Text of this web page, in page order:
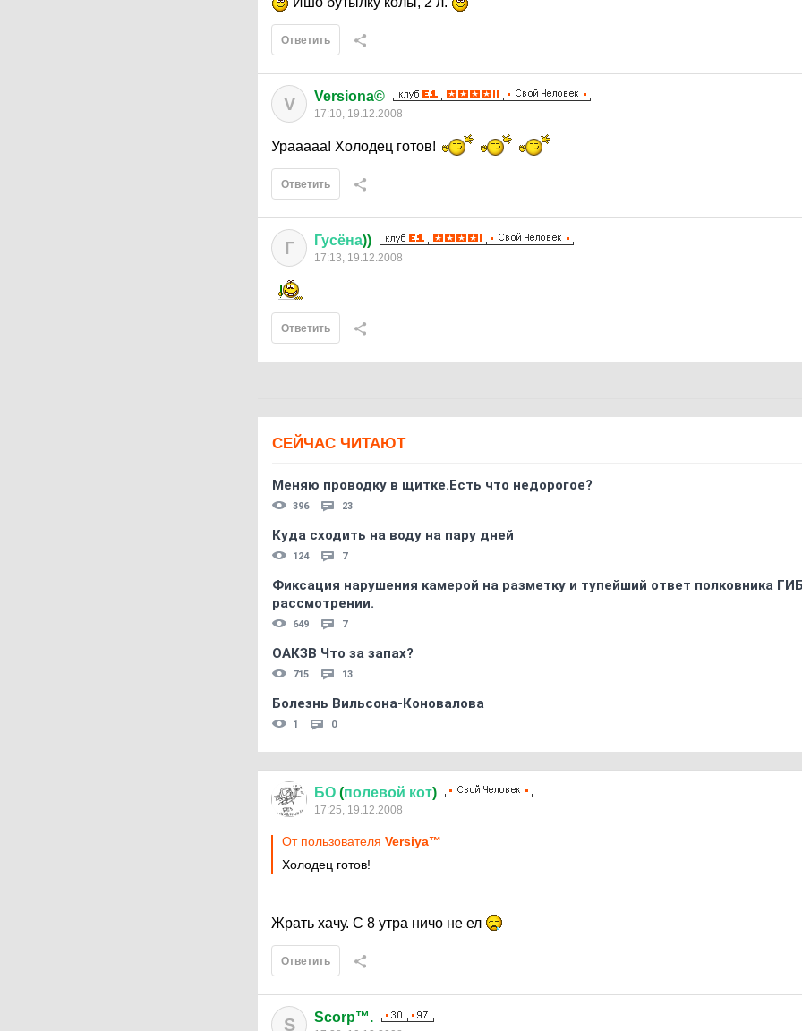
Ответить
V Versiona©
17:10, 19.12.2008
Урааааа! Холодец готов!
Ответить
Г Гусёна))
17:13, 19.12.2008
Ответить
СЕЙЧАС ЧИТАЮТ
Меняю проводку в щитке.Есть что недорогое?
396 23
Куда сходить на воду на пару дней
124 7
Фиксация нарушения камерой на разметку и тупейший ответ полковника
рассмотрении.
649 7
ОАКЗВ Что за запах?
715 13
Болезнь Вильсона-Коновалова
1 0
БО (полевой кот)
17:25, 19.12.2008
От пользователя Versiya™
Холодец готов!
Жрать хачу. С 8 утра ничо не ел
Ответить
S Scorp™.